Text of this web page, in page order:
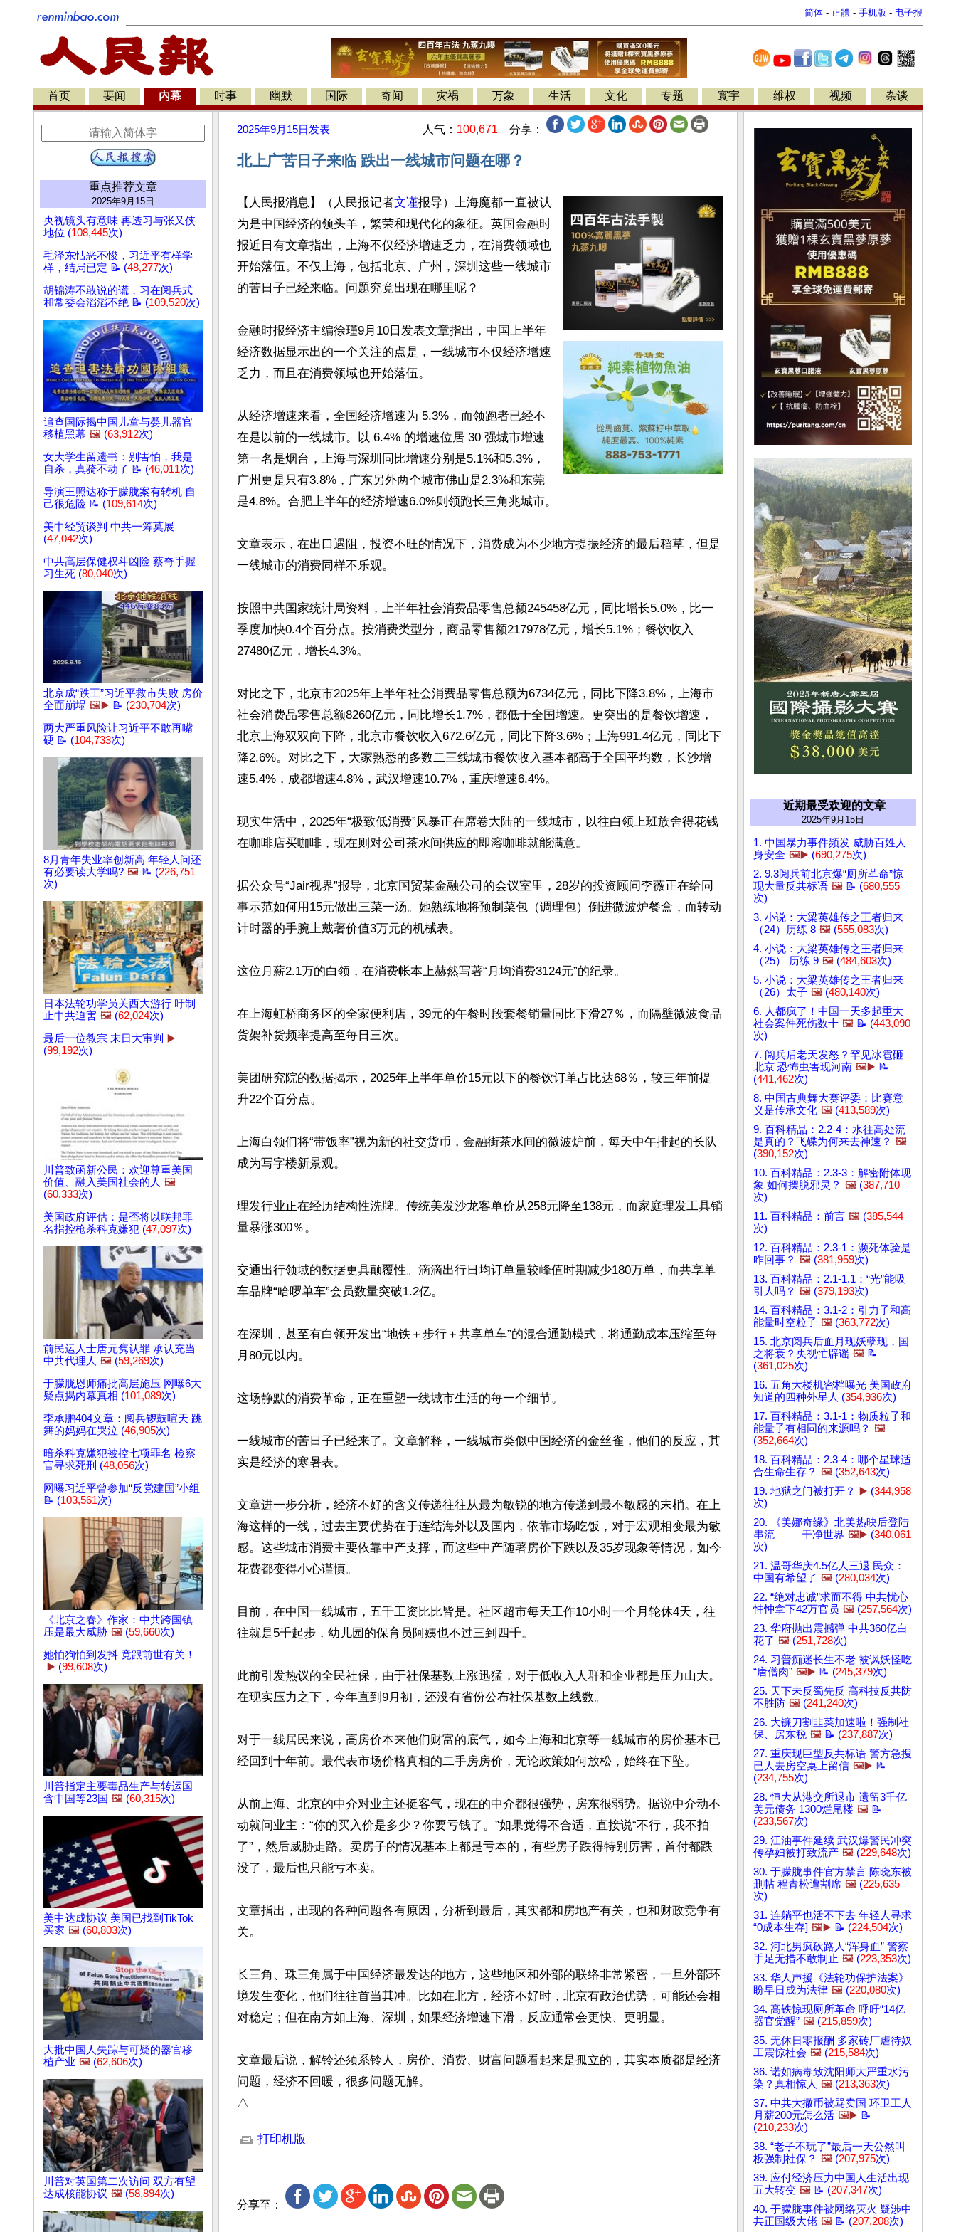
简体 - 正體 - 手机版 - 电子报
首页 要闻 内幕 时事 幽默 国际 奇闻 灾祸 万象 生活 文化 专题 寰宇 维权 视频 杂谈
重点推荐文章
2025年9月15日
央视镜头有意味 再透习与张又侠
地位 (108,445次)
毛泽东怙恶不悛，习近平有样学
样，结局已定 📝 (48,277次)
胡锦涛不敢说的谎，习在阅兵式
和常委会滔滔不绝 📝 (109,520次)
追查国际揭中国儿童与婴儿器官
移植黑幕 🖼️ (63,912次)
女大学生留遗书：别害怕，我是
自杀，真骑不动了 📝 (46,011次)
导演王照达称于朦胧案有转机 自
己很危险 📝 (109,614次)
美中经贸谈判 中共一筹莫展
(47,042次)
中共高层保健权斗凶险 蔡奇手握
习生死 (80,040次)
北京成“跌王”习近平救市失败 房价
全面崩塌 🖼️▶️ 📝 (230,704次)
两大严重风险让习近平不敢再嘴
硬 📝 (104,733次)
8月青年失业率创新高 年轻人问还
有必要读大学吗? 🖼️ 📝 (226,751
次)
日本法轮功学员关西大游行 吁制
止中共迫害 🖼️ (62,024次)
最后一位教宗 末日大审判
▶️
(99,192次)
川普致函新公民：欢迎尊重美国
价值、融入美国社会的人 🖼️
(60,333次)
美国政府评估：是否将以联邦罪
名指控枪杀科克嫌犯 (47,097次)
前民运人士唐元隽认罪 承认充当
中共代理人 🖼️ (59,269次)
于朦胧恩师痛批高层施压 网曝6大
疑点揭内幕真相 (101,089次)
李承鹏404文章：阅兵锣鼓喧天 跳
舞的妈妈在哭泣 (46,905次)
暗杀科克嫌犯被控七项罪名 检察
官寻求死刑 (48,056次)
网曝习近平曾参加“反党建国”小组
📝 (103,561次)
《北京之春》作家：中共跨国镇
压是最大威胁 🖼️ (59,660次)
她怕狗怕到发抖 竟跟前世有关！
▶️ (99,608次)
川普指定主要毒品生产与转运国
含中国等23国 🖼️ (60,315次)
美中达成协议 美国已找到TikTok
买家 🖼️ (60,803次)
大批中国人失踪与可疑的器官移
植产业 🖼️ (62,606次)
川普对英国第二次访问 双方有望
达成核能协议 🖼️ (58,894次)
2025年9月15日 发表 人气： 100,671 分享：
北上广苦日子来临 跌出一线城市问题在哪？
【人民报消息】（人民报记者文谨报导）上海魔都一直被认
为是中国经济的领头羊，繁荣和现代化的象征。英国金融时
报近日有文章指出，上海不仅经济增速乏力，在消费领域也
开始落伍。不仅上海，包括北京、广州，深圳这些一线城市
的苦日子已经来临。问题究竟出现在哪里呢？
金融时报经济主编徐瑾9月10日发表文章指出，中国上半年
经济数据显示出的一个关注的点是，一线城市不仅经济增速
乏力，而且在消费领域也开始落伍。
从经济增速来看，全国经济增速为 5.3%，而领跑者已经不
在是以前的一线城市。以 6.4% 的增速位居 30 强城市增速
第一名是烟台，上海与深圳同比增速分别是5.1%和5.3%，
广州更是只有3.8%，广东另外两个城市佛山是2.3%和东莞
是4.8%。合肥上半年的经济增速6.0%则领跑长三角兆城市。
文章表示，在出口遇阻，投资不旺的情况下，消费成为不少地方提振经济的最后稻草，但是
一线城市的消费同样不乐观。
按照中共国家统计局资料，上半年社会消费品零售总额245458亿元，同比增长5.0%，比一
季度加快0.4个百分点。按消费类型分，商品零售额217978亿元，增长5.1%；餐饮收入
27480亿元，增长4.3%。
对比之下，北京市2025年上半年社会消费品零售总额为6734亿元，同比下降3.8%，上海市
社会消费品零售总额8260亿元，同比增长1.7%，都低于全国增速。更突出的是餐饮增速，
北京上海双双向下降，北京市餐饮收入672.6亿元，同比下降3.6%；上海991.4亿元，同比下
降2.6%。对比之下，大家熟悉的多数二三线城市餐饮收入基本都高于全国平均数，长沙增
速5.4%，成都增速4.8%，武汉增速10.7%，重庆增速6.4%。
现实生活中，2025年“极致低消费”风暴正在席卷大陆的一线城市，以往白领上班族舍得花钱
在咖啡店买咖啡，现在则对公司茶水间供应的即溶咖啡就能满意。
据公众号“Jair视界”报导，北京国贸某金融公司的会议室里，28岁的投资顾问李薇正在给同
事示范如何用15元做出三菜一汤。她熟练地将预制菜包（调理包）倒进微波炉餐盒，而转动
计时器的手腕上戴著价值3万元的机械表。
这位月薪2.1万的白领，在消费帐本上赫然写著“月均消费3124元”的纪录。
在上海虹桥商务区的全家便利店，39元的午餐时段套餐销量同比下滑27％，而隔壁微波食品
货架补货频率提高至每日三次。
美团研究院的数据揭示，2025年上半年单价15元以下的餐饮订单占比达68％，较三年前提
升22个百分点。
上海白领们将“带饭率”视为新的社交货币，金融街茶水间的微波炉前，每天中午排起的长队
成为写字楼新景观。
理发行业正在经历结构性洗牌。传统美发沙龙客单价从258元降至138元，而家庭理发工具销
量暴涨300％。
交通出行领域的数据更具颠覆性。滴滴出行日均订单量较峰值时期减少180万单，而共享单
车品牌“哈啰单车”会员数量突破1.2亿。
在深圳，甚至有白领开发出“地铁＋步行＋共享单车”的混合通勤模式，将通勤成本压缩至每
月80元以内。
这场静默的消费革命，正在重塑一线城市生活的每一个细节。
一线城市的苦日子已经来了。文章解释，一线城市类似中国经济的金丝雀，他们的反应，其
实是经济的寒暑表。
文章进一步分析，经济不好的含义传递往往从最为敏锐的地方传递到最不敏感的末梢。在上
海这样的一线，过去主要优势在于连结海外以及国内，依靠市场吃饭，对于宏观相变最为敏
感。这些城市消费主要依靠中产支撑，而这些中产随著房价下跌以及35岁现象等情况，如今
花费都变得小心谨慎。
目前，在中国一线城市，五千工资比比皆是。社区超市每天工作10小时一个月轮休4天，往
往就是5千起步，幼儿园的保育员阿姨也不过三到四千。
此前引发热议的全民社保，由于社保基数上涨迅猛，对于低收入人群和企业都是压力山大。
在现实压力之下，今年直到9月初，还没有省份公布社保基数上线数。
对于一线居民来说，高房价本来他们财富的底气，如今上海和北京等一线城市的房价基本已
经回到十年前。最代表市场价格真相的二手房房价，无论政策如何放松，始终在下坠。
从前上海、北京的中介对业主还挺客气，现在的中介都很强势，房东很弱势。据说中介动不
动就问业主：“你的买入价是多少？你要亏钱了。”如果觉得不合适，直接说“不行，我不拍
了”，然后威胁走路。卖房子的情况基本上都是亏本的，有些房子跌得特别厉害，首付都跌
没了，最后也只能亏本卖。
文章指出，出现的各种问题各有原因，分析到最后，其实都和房地产有关，也和财政竞争有
关。
长三角、珠三角属于中国经济最发达的地方，这些地区和外部的联络非常紧密，一旦外部环
境发生变化，他们往往首当其冲。比如在北方，经济不好时，北京有政治优势，可能还会相
对稳定；但在南方如上海、深圳，如果经济增速下滑，反应通常会更快、更明显。
文章最后说，解铃还须系铃人，房价、消费、财富问题看起来是孤立的，其实本质都是经济
问题，经济不回暖，很多问题无解。
△
打印机版
分享至：
近期最受欢迎的文章
2025年9月15日
1. 中国暴力事件频发 威胁百姓人
身安全 🖼️▶️ (690,275次)
2. 9.3阅兵前北京爆“厕所革命”惊
现大量反共标语 🖼️ 📝 (680,555
次)
3. 小说：大梁英雄传之王者归来
（24）历练 8 🖼️ (555,083次)
4. 小说：大梁英雄传之王者归来
（25） 历练 9 🖼️ (484,603次)
5. 小说：大梁英雄传之王者归来
（26）太子 🖼️ (480,140次)
6. 人都疯了！中国一天多起重大
社会案件死伤数十 🖼️ 📝 (443,090
次)
7. 阅兵后老天发怒？罕见冰雹砸
北京 恐怖虫害现河南 🖼️▶️ 📝
(441,462次)
8. 中国古典舞大赛评委：比赛意
义是传承文化 🖼️ (413,589次)
9. 百科精品：2.2-4：水往高处流
是真的？飞碟为何来去神速？ 🖼️
(390,152次)
10. 百科精品：2.3-3：解密附体现
象 如何摆脱邪灵？ 🖼️ (387,710
次)
11. 百科精品：前言 🖼️ (385,544
次)
12. 百科精品：2.3-1：濒死体验是
咋回事？ 🖼️ (381,959次)
13. 百科精品：2.1-1.1：“光”能吸
引人吗？ 🖼️ (379,193次)
14. 百科精品：3.1-2：引力子和高
能量时空粒子 🖼️ (363,772次)
15. 北京阅兵后血月现妖孽现，国
之将衰？央视忙辟谣 🖼️ 📝
(361,025次)
16. 五角大楼机密档曝光 美国政府
知道的四种外星人 (354,936次)
17. 百科精品：3.1-1：物质粒子和
能量子有相同的来源吗？ 🖼️
(352,664次)
18. 百科精品：2.3-4：哪个星球适
合生命生存？ 🖼️ (352,643次)
19. 地狱之门被打开？
▶️ (344,958
次)
20. 《美娜奇缘》北美热映后登陆
串流 —— 干净世界 🖼️▶️ (340,061
次)
21. 温哥华庆4.5亿人三退 民众：
中国有希望了 🖼️ (280,034次)
22. “绝对忠诚”求而不得 中共忧心
忡忡拿下42万官员 🖼️ (257,564次)
23. 华府抛出震撼弹 中共360亿白
花了 🖼️ (251,728次)
24. 习普痴迷长生不老 被讽妖怪吃
“唐僧肉” 🖼️▶️ 📝 (245,379次)
25. 天下未反蜀先反 高科技反共防
不胜防 🖼️ (241,240次)
26. 大镰刀割韭菜加速啦！强制社
保、房东税 🖼️ 📝 (237,887次)
27. 重庆现巨型反共标语 警方急搜
已人去房空桌上留信 🖼️▶️ 📝
(234,755次)
28. 恒大从港交所退市 遗留3千亿
美元债务 1300烂尾楼 🖼️ 📝
(233,567次)
29. 江油事件延续 武汉爆警民冲突
传孕妇被打致流产 🖼️ (229,648次)
30. 于朦胧事件官方禁言 陈晓东被
删帖 程青松遭割席 🖼️ (225,635
次)
31. 连躺平也活不下去 年轻人寻求
“0成本生存] 🖼️▶️ 📝 (224,504次)
32. 河北男疯砍路人“浑身血” 警察
手足无措不敢制止 🖼️ (223,353次)
33. 华人声援《法轮功保护法案》
盼早日成为法律 🖼️ (220,080次)
34. 高铁惊现厕所革命 呼吁“14亿
器官觉醒” 🖼️ (215,859次)
35. 无休日零报酬 多家砖厂虐待奴
工震惊社会 🖼️ (215,584次)
36. 诺如病毒致沈阳师大严重水污
染？真相惊人 🖼️ (213,363次)
37. 中共大撒币被骂卖国 环卫工人
月薪200元怎么活 🖼️▶️ 📝
(210,233次)
38. “老子不玩了”最后一天公然叫
板强制社保？ 🖼️ (207,975次)
39. 应付经济压力中国人生活出现
五大转变 🖼️ 📝 (207,347次)
40. 于朦胧事件被网络灭火 疑涉中
共正国级大佬 🖼️ 📝 (207,208次)